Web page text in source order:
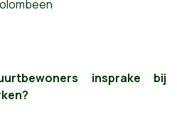
insprake bij